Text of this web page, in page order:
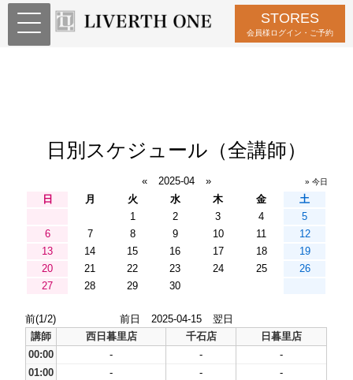
STORES
会員様ログイン・ご予約
日別スケジュール（全講師）
« 2025-04 » » 今日
日 月 火 水 木 金
土
1
2 3 4
5
6
7 8 9 10 11
12
13
14 15 16 17 18
19
20
21 22 23 24 25
26
27
28 29 30
前(1/2) 前日 2025-04-15
翌日
講師
西日暮里店 千石店
日暮里店
00:00
- -
-
01:00
- -
-